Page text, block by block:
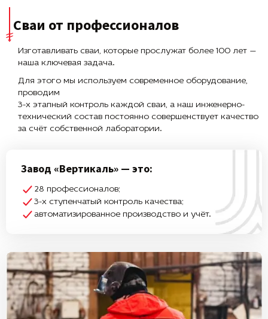
Сваи от профессионалов
Изготавливать сваи, которые прослужат более 100 лет —
наша ключевая задача.
Для этого мы используем современное оборудование,
проводим
3-х этапный контроль каждой сваи, а наш инженерно-
технический состав постоянно совершенствует качество
за счёт собственной лаборатории.
Завод «Вертикаль» — это:
28 профессионалов;
3-х ступенчатый контроль качества;
автоматизированное производство и учёт.